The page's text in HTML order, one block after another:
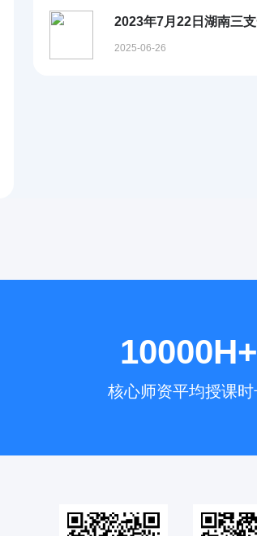
2023年7月22日湖南三
2025-06-26
10000H+
核心师资平均授课时